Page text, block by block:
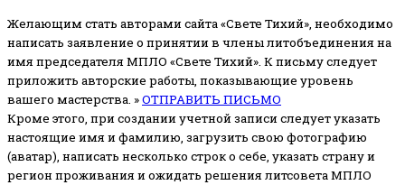
Желающим стать авторами сайта «Свете Тихий», необходимо
написать заявление о принятии в члены литобъединения на
имя председателя МПЛО «Свете Тихий». К письму следует
приложить авторские работы, показывающие уровень
вашего мастерства. »ОТПРАВИТЬ ПИСЬМО
Кроме этого, при создании учетной записи следует указать
настоящие имя и фамилию, загрузить свою фотографию
(аватар), написать несколько строк о себе, указать страну и
регион проживания и ожидать решения литсовета МПЛО